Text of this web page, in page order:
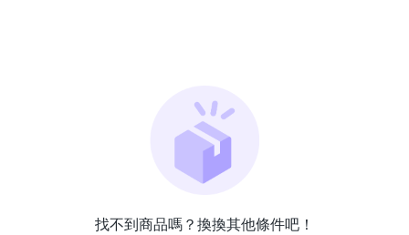
找不到商品嗎？換換其他條件吧！